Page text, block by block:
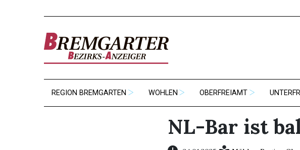
REGION BREMGARTEN WOHLEN OBERFREIAMT
NL-Bar ist